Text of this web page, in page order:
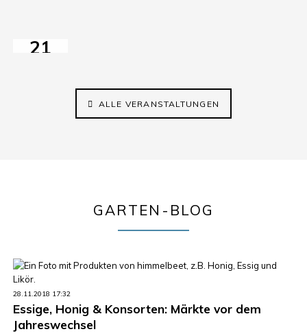
21
ALLE VERANSTALTUNGEN
GARTEN-BLOG
28.11.2018 17:32
Essige, Honig & Konsorten: Märkte vor dem
Jahreswechsel